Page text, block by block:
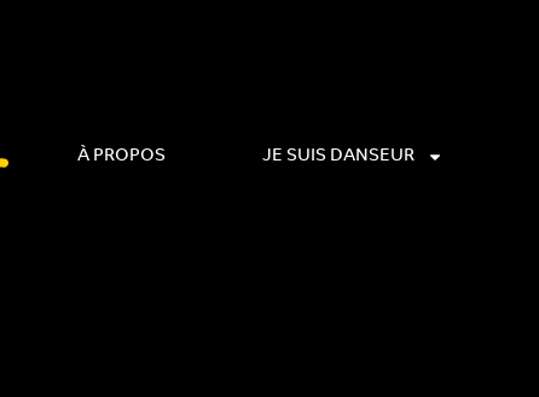
À PROPOS JE SUIS DANSEUR